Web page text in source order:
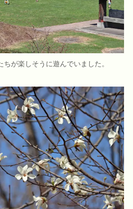
が楽しそうに遊んでいました。